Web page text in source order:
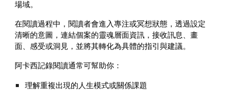
場域。
在閱讀過程中，閱讀者會進入專注或冥想狀態，透過設定
清晰的意圖，連結個案的靈魂層面資訊，接收訊息、畫
面、感受或洞見，並將其轉化為具體的指引與建議。
阿卡西記錄閱讀通常可幫助你：
理解重複出現的人生模式或關係課題